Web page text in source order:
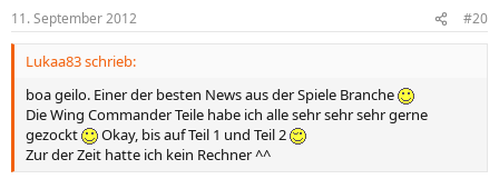
11. September 2012 #20
Lukaa83 schrieb:
boa geilo. Einer der besten News aus der Spiele Branche
Die Wing Commander Teile habe ich alle sehr sehr sehr gerne
gezockt
Okay, bis auf Teil 1 und Teil 2
Zur der Zeit hatte ich kein Rechner ^^